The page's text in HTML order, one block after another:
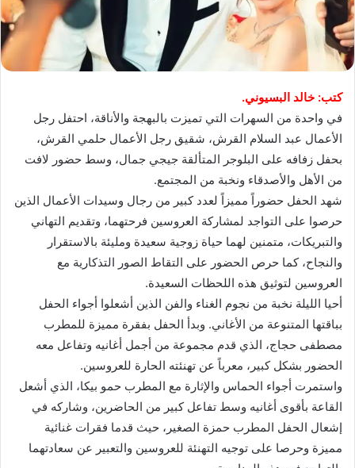
كتب: خالد البسيوني.
في واحدة من السهرات التي تميزت بالبهجة والأناقة، احتفل رجل
الأعمال عبد السلام القرش، شقيق رجل الأعمال حلمي القرش،
بحفل زفافه على البلوجر المتألقة جيجي جمال، وسط حضور لافت
من الأهل والأصدقاء ونخبة من المجتمع.
شهد الحفل حضوراً مميزاً لعدد كبير من رجال وسيدات الأعمال الذين
حرصوا على التواجد لمشاركة العروسين فرحتهما، وتقديم التهاني
والتبريكات، متمنين لهما حياة زوجية سعيدة ومليئة بالاستقرار
والنجاح، كما حرص الحضور على التقاط الصور التذكارية مع
العروسين لتوثيق هذه اللحظات السعيدة.
أحيا الليلة نخبة من نجوم الغناء والفن الذين أشعلوا أجواء الحفل
بباقتها المتنوعة من الأغاني. وبدأ الحفل بفقرة مميزة للمطرب
مصطفى حجاج، الذي قدم مجموعة من أجمل أغانيه وتفاعل معه
الحضور بشكل كبير، معرباً عن تهنئته الحارة للعروسين.
واستمرت أجواء الحماس والإثارة مع المطرب حمو بيكا، الذي أشعل
القاعة بأقوى أغانيه وسط تفاعل كبير من الحاضرين، وشاركه في
إشعال الحفل المطرب حمزة الصغير، حيث قدما فقرات غنائية
مميزة وحرصا على توجيه التهنئة للعروسين والتعبير عن سعادتهما